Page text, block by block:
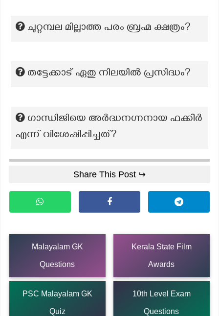
ചുറ്റമ്പല മില്ലാത്ത പരം ബ്രഹ്മ ക്ഷത്രം?
തട്ടേക്കാട് ഏതു നിലയിൽ പ്രസിദ്ധം?
ഗാന്ധിജിയെ അർദ്ധനഗ്നനായ ഫക്കീർ
എന്ന് വിശേഷിപ്പിച്ചത്?
Share This Post ↪
Malayalam GK
Questions
Kerala State Film
Awards
PSC Malayalam GK
Quiz
10th Level Exam
Questions